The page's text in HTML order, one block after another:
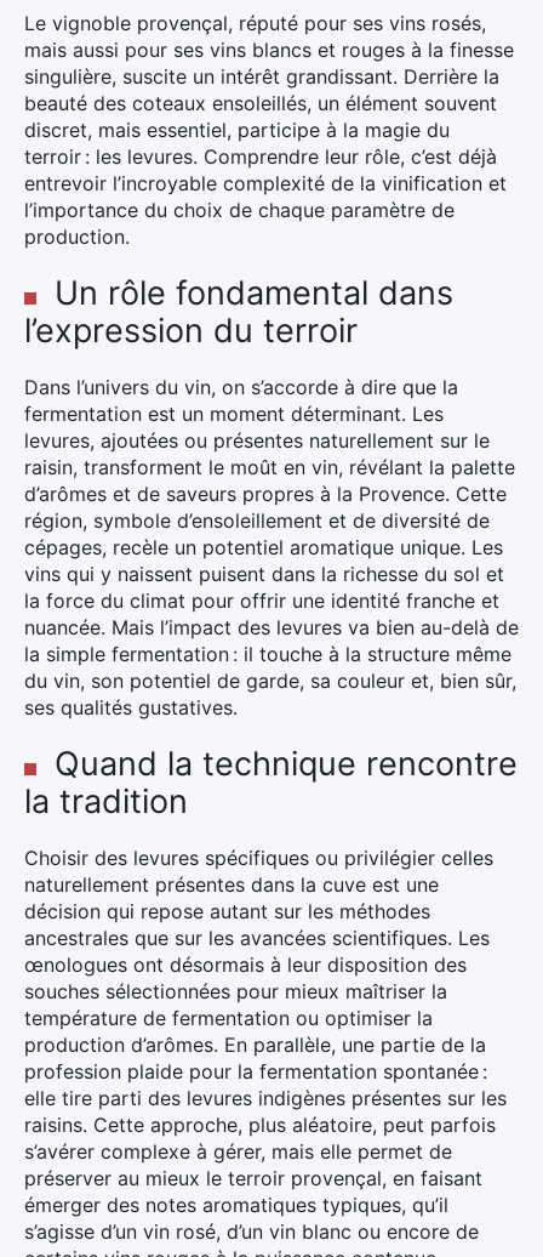
Le vignoble provençal, réputé pour ses vins rosés,
mais aussi pour ses vins blancs et rouges à la finesse
singulière, suscite un intérêt grandissant. Derrière la
beauté des coteaux ensoleillés, un élément souvent
discret, mais essentiel, participe à la magie du
terroir : les levures. Comprendre leur rôle, c’est déjà
entrevoir l’incroyable complexité de la vinification et
l’importance du choix de chaque paramètre de
production.
Un rôle fondamental dans
l’expression du terroir
Dans l’univers du vin, on s’accorde à dire que la
fermentation est un moment déterminant. Les
levures, ajoutées ou présentes naturellement sur le
raisin, transforment le moût en vin, révélant la palette
d’arômes et de saveurs propres à la Provence. Cette
région, symbole d’ensoleillement et de diversité de
cépages, recèle un potentiel aromatique unique. Les
vins qui y naissent puisent dans la richesse du sol et
la force du climat pour offrir une identité franche et
nuancée. Mais l’impact des levures va bien au-delà de
la simple fermentation : il touche à la structure même
du vin, son potentiel de garde, sa couleur et, bien sûr,
ses qualités gustatives.
Quand la technique rencontre
la tradition
Choisir des levures spécifiques ou privilégier celles
naturellement présentes dans la cuve est une
décision qui repose autant sur les méthodes
ancestrales que sur les avancées scientifiques. Les
œnologues ont désormais à leur disposition des
souches sélectionnées pour mieux maîtriser la
température de fermentation ou optimiser la
production d’arômes. En parallèle, une partie de la
profession plaide pour la fermentation spontanée :
elle tire parti des levures indigènes présentes sur les
raisins. Cette approche, plus aléatoire, peut parfois
s’avérer complexe à gérer, mais elle permet de
préserver au mieux le terroir provençal, en faisant
émerger des notes aromatiques typiques, qu’il
s’agisse d’un vin rosé, d’un vin blanc ou encore de